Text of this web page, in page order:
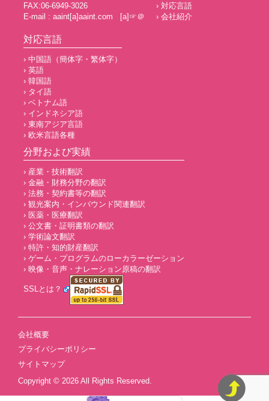
FAX:06-6949-3026
E-mail : aaint[a]aaint.com [a]☞＠
› 対応言語
› 会社紹介
対応言語
› 中国語（簡体字・繁体字）
› 英語
› 韓国語
› タイ語
› ベトナム語
› インドネシア語
› 東南アジア言語
› 欧米言語各種
分野および実績
› 産業・技術翻訳
› 金融・財務分野の翻訳
› 法務・契約書等の翻訳
› 観光案内・インバウンド関連翻訳
› 医薬・医療翻訳
› 公文書・証明書類の翻訳
› 学術論文翻訳
› 特許・知的財産翻訳
› ゲーム・プログラムのローカラーゼーション
› 映像・音声・ナレーション原稿の翻訳
SSLとは？
会社概要
プライバシーポリシー
サイトマップ
Copyright © 2026 All Rights Reserved.